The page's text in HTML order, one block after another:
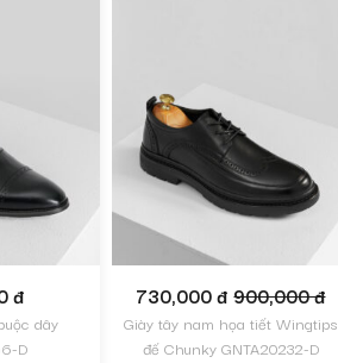
đ
dây
D
730,000 đ 900,000 đ
Giày tây nam họa tiết Wingtips
đế Chunky GNTA20232-D